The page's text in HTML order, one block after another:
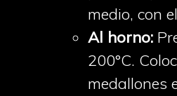
medio, con
Al horno:
200°C.
medallones